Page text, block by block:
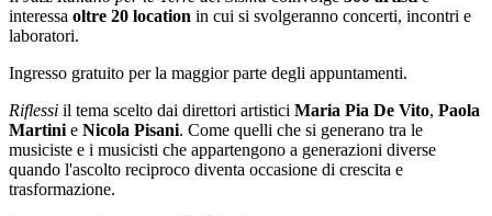
interessa oltre 20 location in cui si svolgeranno concerti, incontri e
laboratori.
Ingresso gratuito per la maggior parte degli appuntamenti.
Riflessi il tema scelto dai direttori artistici Maria Pia De Vito, Paola
Martini e Nicola Pisani. Come quelli che si generano tra le
musiciste e i musicisti che appartengono a generazioni diverse
quando l'ascolto reciproco diventa occasione di crescita e
trasformazione.